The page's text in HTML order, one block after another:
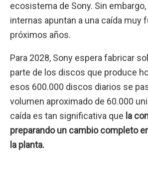
ecosistema de Sony. Sin
internas apuntan a una caída muy
próximos años.
Para 2028, Sony espera fabricar
parte de los discos que produce
esos 600.000 discos diarios se
volumen aproximado de 60.000
caída es tan significativa que la
preparando un cambio completo
la planta.